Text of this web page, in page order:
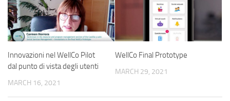
Innovazioni nel WellCo Pilot
dal punto di vista degli utenti
MARCH 16, 2021
WellCo Final Prototype
MARCH 29, 2021